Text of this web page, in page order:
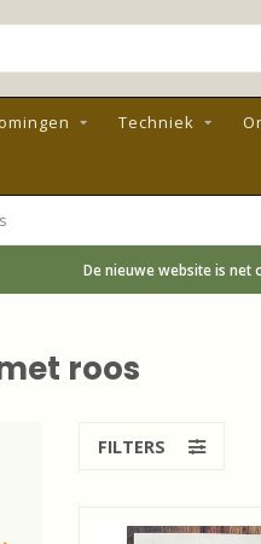
Techniek
De nieuwe website is net
roos
FILTERS